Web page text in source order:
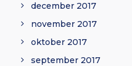
december 2017
november 2017
oktober 2017
september 2017